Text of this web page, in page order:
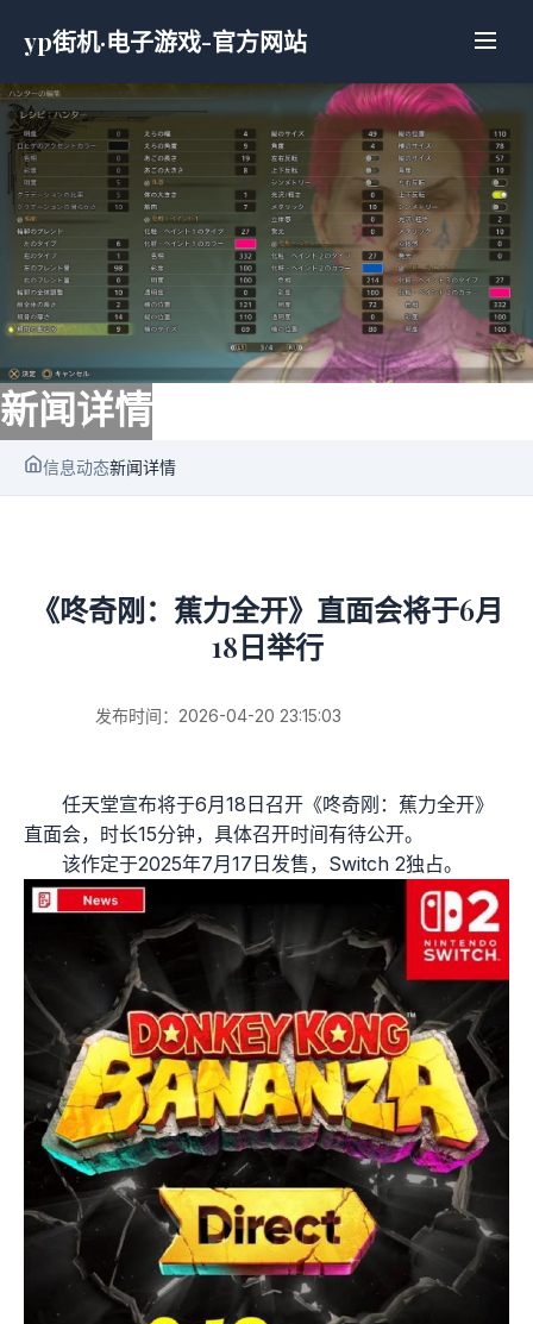
yp街机·电子游戏-官方网站
新闻详情
信息动态新闻详情
《咚奇刚：蕉力全开》直面会将于6月
18日举行
发布时间：2026-04-20 23:15:03
任天堂宣布将于6月18日召开《咚奇刚：蕉力全开》
直面会，时长15分钟，具体召开时间有待公开。
该作定于2025年7月17日发售，Switch 2独占。